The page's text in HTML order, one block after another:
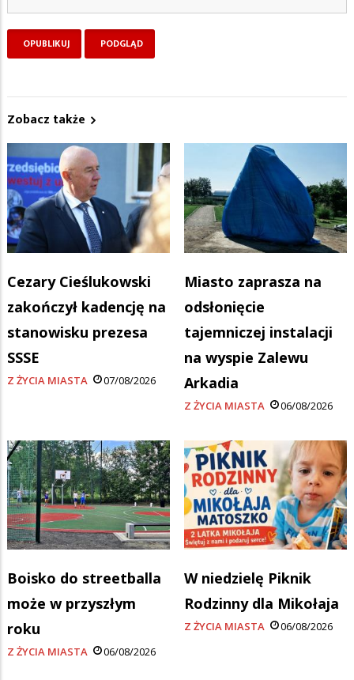
Zobacz także
Cezary Cieślukowski
zakończył kadencję na
stanowisku prezesa
SSSE
Z ŻYCIA MIASTA 07/08/2026
Miasto zaprasza na
odsłonięcie
tajemniczej instalacji
na wyspie Zalewu
Arkadia
Z ŻYCIA MIASTA 06/08/2026
Boisko do streetballa
może w przyszłym
roku
Z ŻYCIA MIASTA 06/08/2026
W niedzielę Piknik
Rodzinny dla Mikołaja
Z ŻYCIA MIASTA 06/08/2026